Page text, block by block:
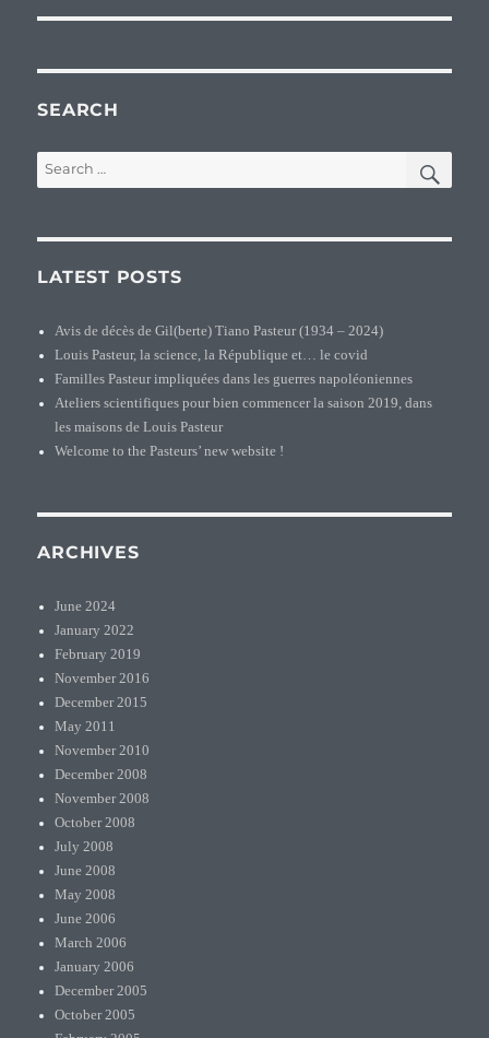
SEARCH
Search
for:
LATEST POSTS
Avis de décès de Gil(berte) Tiano Pasteur (1934 – 2024)
Louis Pasteur, la science, la République et… le covid
Familles Pasteur impliquées dans les guerres napoléoniennes
Ateliers scientifiques pour bien commencer la saison 2019, dans
les maisons de Louis Pasteur
Welcome to the Pasteurs’ new website !
ARCHIVES
June 2024
January 2022
February 2019
November 2016
December 2015
May 2011
November 2010
December 2008
November 2008
October 2008
July 2008
June 2008
May 2008
June 2006
March 2006
January 2006
December 2005
October 2005